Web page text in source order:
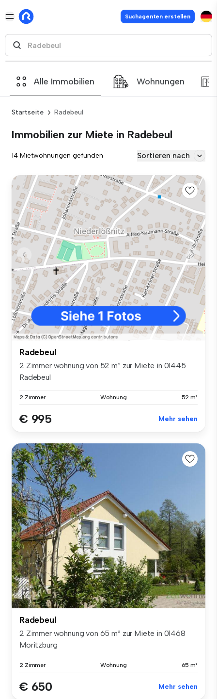
Suchagenten erstellen
Alle Immobilien Wohnungen
Startseite Radebeul
Immobilien zur Miete in Radebeul
14 Mietwohnungen gefunden Sortieren nach
Radebeul
2 Zimmer wohnung von 52 m² zur Miete in 01445
Radebeul
2 Zimmer Wohnung 52 m²
€ 995 Mehr sehen
Radebeul
2 Zimmer wohnung von 65 m² zur Miete in 01468
Moritzburg
2 Zimmer Wohnung 65 m²
€ 650 Mehr sehen